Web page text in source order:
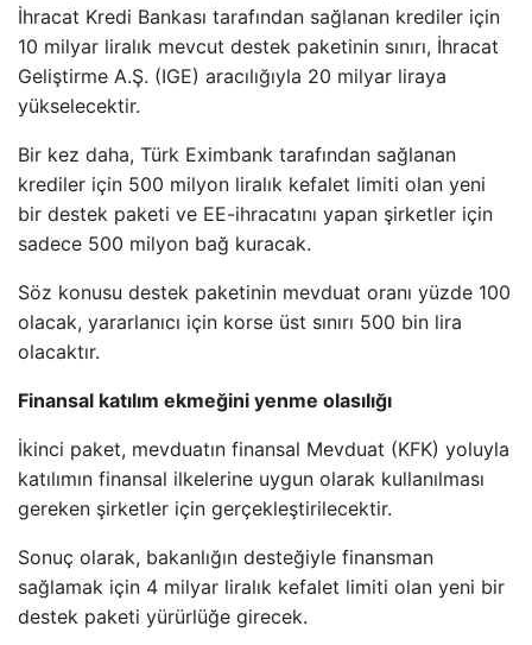
İhracat Kredi Bankası tarafından sağlanan krediler için
10 milyar liralık mevcut destek paketinin sınırı, İhracat
Geliştirme A.Ş. (IGE) aracılığıyla 20 milyar liraya
yükselecektir.
Bir kez daha, Türk Eximbank tarafından sağlanan
krediler için 500 milyon liralık kefalet limiti olan yeni
bir destek paketi ve EE-ihracatını yapan şirketler için
sadece 500 milyon bağ kuracak.
Söz konusu destek paketinin mevduat oranı yüzde 100
olacak, yararlanıcı için korse üst sınırı 500 bin lira
olacaktır.
Finansal katılım ekmeğini yenme olasılığı
İkinci paket, mevduatın finansal Mevduat (KFK) yoluyla
katılımın finansal ilkelerine uygun olarak kullanılması
gereken şirketler için gerçekleştirilecektir.
Sonuç olarak, bakanlığın desteğiyle finansman
sağlamak için 4 milyar liralık kefalet limiti olan yeni bir
destek paketi yürürlüğe girecek.